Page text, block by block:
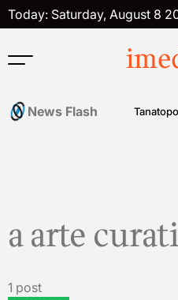
Skip
to
Today: Saturday, August 8
News Flash
do controle mental
a arte
1 post